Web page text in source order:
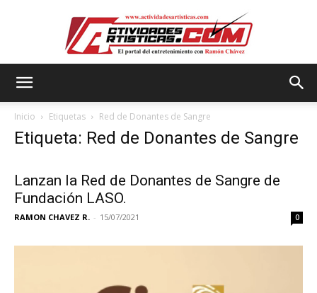
Inicio Etiquetas Red de Donantes de Sangre
Etiqueta: Red de Donantes de Sangre
Lanzan la Red de Donantes de Sangre de
Fundación LASO.
RAMON CHAVEZ R. - 15/07/2021 0